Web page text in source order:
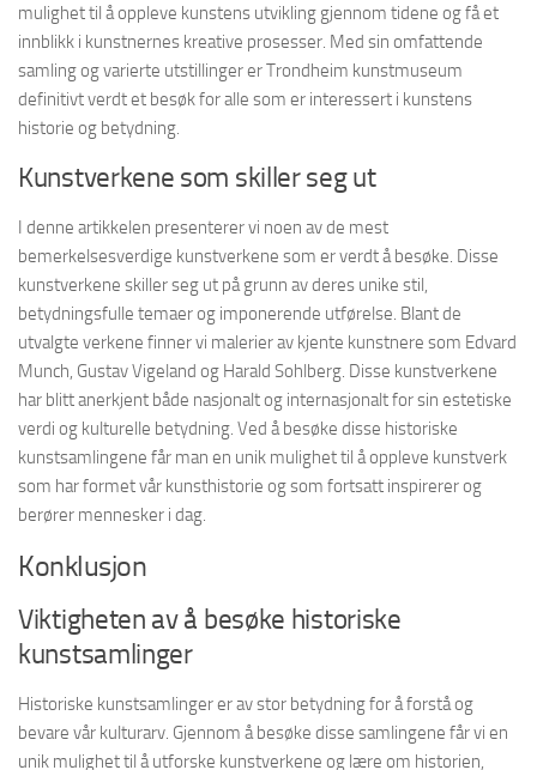
mulighet til å oppleve kunstens utvikling gjennom tidene og få et
innblikk i kunstnernes kreative prosesser. Med sin omfattende
samling og varierte utstillinger er Trondheim kunstmuseum
definitivt verdt et besøk for alle som er interessert i kunstens
historie og betydning.
Kunstverkene som skiller seg ut
I denne artikkelen presenterer vi noen av de mest
bemerkelsesverdige kunstverkene som er verdt å besøke. Disse
kunstverkene skiller seg ut på grunn av deres unike stil,
betydningsfulle temaer og imponerende utførelse. Blant de
utvalgte verkene finner vi malerier av kjente kunstnere som Edvard
Munch, Gustav Vigeland og Harald Sohlberg. Disse kunstverkene
har blitt anerkjent både nasjonalt og internasjonalt for sin estetiske
verdi og kulturelle betydning. Ved å besøke disse historiske
kunstsamlingene får man en unik mulighet til å oppleve kunstverk
som har formet vår kunsthistorie og som fortsatt inspirerer og
berører mennesker i dag.
Konklusjon
Viktigheten av å besøke historiske
kunstsamlinger
Historiske kunstsamlinger er av stor betydning for å forstå og
bevare vår kulturarv. Gjennom å besøke disse samlingene får vi en
unik mulighet til å utforske kunstverkene og lære om historien,